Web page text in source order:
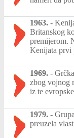
1963. -
Britanskog
premijerom.
Kenijata prvi
1969. -
zbog vojnog
iz te
1979. -
preuzela